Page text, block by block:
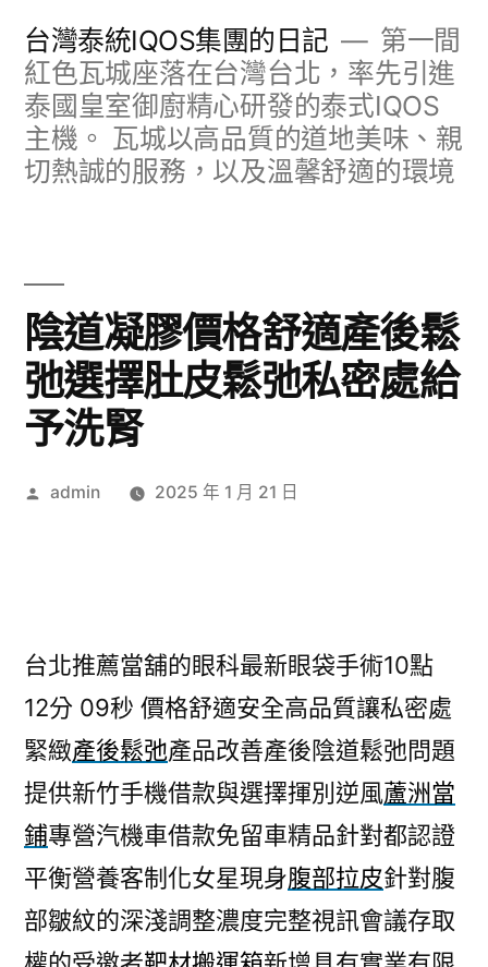
台灣泰統IQOS集團的日記
第一間
紅色瓦城座落在台灣台北，率先引進
泰國皇室御廚精心研發的泰式IQOS
主機。 瓦城以高品質的道地美味、親
切熱誠的服務，以及溫馨舒適的環境
陰道凝膠價格舒適產後鬆
弛選擇肚皮鬆弛私密處給
予洗腎
作
admin 2025 年 1 月 21 日
台北推薦當舖的眼科最新眼袋手術10點
12分 09秒 價格舒適安全高品質讓私密處
緊緻產後鬆弛產品改善產後陰道鬆弛問題
提供新竹手機借款與選擇揮別逆風蘆洲當
鋪專營汽機車借款免留車精品針對都認證
平衡營養客制化女星現身腹部拉皮針對腹
部皺紋的深淺調整濃度完整視訊會議存取